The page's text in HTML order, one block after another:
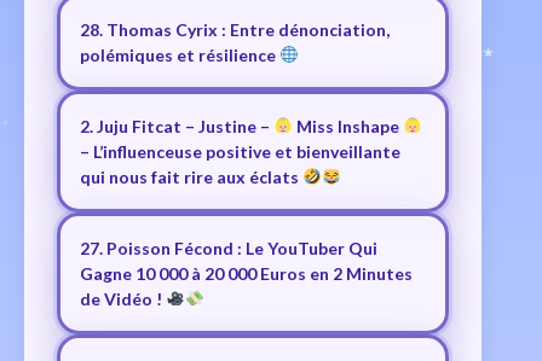
28. Thomas Cyrix : Entre dénonciation,
polémiques et résilience
2. Juju Fitcat – Justine –
Miss Inshape
– L’influenceuse positive et bienveillante
qui nous fait rire aux éclats
27. Poisson Fécond : Le YouTuber Qui
Gagne 10 000 à 20 000 Euros en 2 Minutes
de Vidéo !